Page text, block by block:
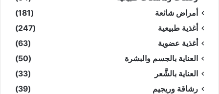
أمراض شائعة
(181)
أغذية طبيعية
(247)
أغذية عضوية
(63)
العناية بالجسم والبشرة
(50)
العناية بالشَّعر
(33)
رشاقة وريجيم
(39)